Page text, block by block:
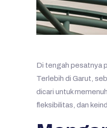
Di tengah pesatnya
Terlebih di Garut,
dicari untuk
fleksibilitas, dan